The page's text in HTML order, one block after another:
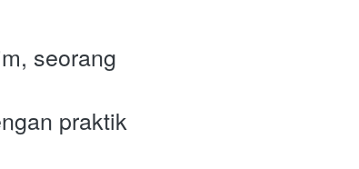
seorang
praktik